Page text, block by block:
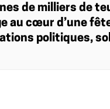
de milliers de
au cœur d’une
politiques,